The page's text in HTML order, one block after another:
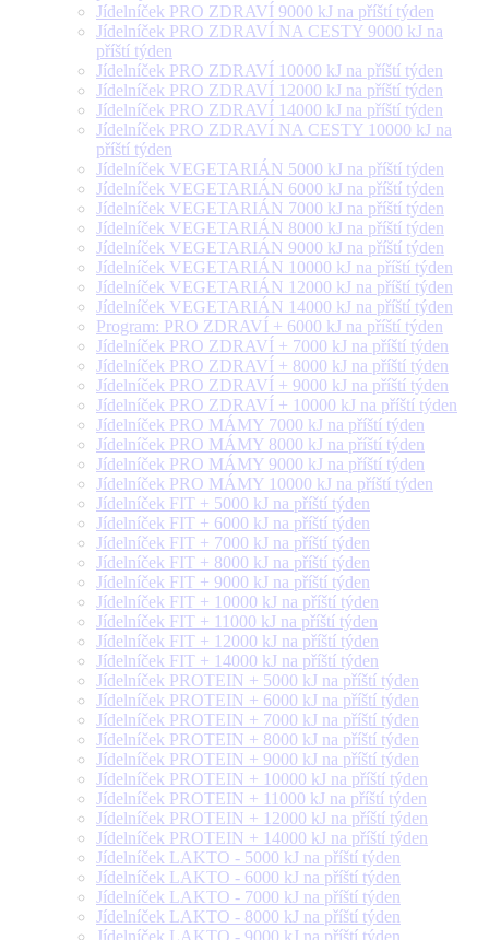
Jídelníček PRO ZDRAVÍ 9000 kJ na příští týden
Jídelníček PRO ZDRAVÍ NA CESTY 9000 kJ na
příští týden
Jídelníček PRO ZDRAVÍ 10000 kJ na příští týden
Jídelníček PRO ZDRAVÍ 12000 kJ na příští týden
Jídelníček PRO ZDRAVÍ 14000 kJ na příští týden
Jídelníček PRO ZDRAVÍ NA CESTY 10000 kJ na
příští týden
Jídelníček VEGETARIÁN 5000 kJ na příští týden
Jídelníček VEGETARIÁN 6000 kJ na příští týden
Jídelníček VEGETARIÁN 7000 kJ na příští týden
Jídelníček VEGETARIÁN 8000 kJ na příští týden
Jídelníček VEGETARIÁN 9000 kJ na příští týden
Jídelníček VEGETARIÁN 10000 kJ na příští týden
Jídelníček VEGETARIÁN 12000 kJ na příští týden
Jídelníček VEGETARIÁN 14000 kJ na příští týden
Program: PRO ZDRAVÍ + 6000 kJ na příští týden
Jídelníček PRO ZDRAVÍ + 7000 kJ na příští týden
Jídelníček PRO ZDRAVÍ + 8000 kJ na příští týden
Jídelníček PRO ZDRAVÍ + 9000 kJ na příští týden
Jídelníček PRO ZDRAVÍ + 10000 kJ na příští týden
Jídelníček PRO MÁMY 7000 kJ na příští týden
Jídelníček PRO MÁMY 8000 kJ na příští týden
Jídelníček PRO MÁMY 9000 kJ na příští týden
Jídelníček PRO MÁMY 10000 kJ na příští týden
Jídelníček FIT + 5000 kJ na příští týden
Jídelníček FIT + 6000 kJ na příští týden
Jídelníček FIT + 7000 kJ na příští týden
Jídelníček FIT + 8000 kJ na příští týden
Jídelníček FIT + 9000 kJ na příští týden
Jídelníček FIT + 10000 kJ na příští týden
Jídelníček FIT + 11000 kJ na příští týden
Jídelníček FIT + 12000 kJ na příští týden
Jídelníček FIT + 14000 kJ na příští týden
Jídelníček PROTEIN + 5000 kJ na příští týden
Jídelníček PROTEIN + 6000 kJ na příští týden
Jídelníček PROTEIN + 7000 kJ na příští týden
Jídelníček PROTEIN + 8000 kJ na příští týden
Jídelníček PROTEIN + 9000 kJ na příští týden
Jídelníček PROTEIN + 10000 kJ na příští týden
Jídelníček PROTEIN + 11000 kJ na příští týden
Jídelníček PROTEIN + 12000 kJ na příští týden
Jídelníček PROTEIN + 14000 kJ na příští týden
Jídelníček LAKTO - 5000 kJ na příští týden
Jídelníček LAKTO - 6000 kJ na příští týden
Jídelníček LAKTO - 7000 kJ na příští týden
Jídelníček LAKTO - 8000 kJ na příští týden
Jídelníček LAKTO - 9000 kJ na příští týden